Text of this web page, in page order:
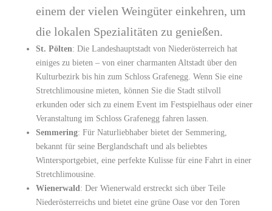
einem der vielen Weingüter einkehren, um
die lokalen Spezialitäten zu genießen.
St. Pölten: Die Landeshauptstadt von Niederösterreich hat
einiges zu bieten – von einer charmanten Altstadt über den
Kulturbezirk bis hin zum Schloss Grafenegg. Wenn Sie eine
Stretchlimousine mieten, können Sie die Stadt stilvoll
erkunden oder sich zu einem Event im Festspielhaus oder einer
Veranstaltung im Schloss Grafenegg fahren lassen.
Semmering: Für Naturliebhaber bietet der Semmering,
bekannt für seine Berglandschaft und als beliebtes
Wintersportgebiet, eine perfekte Kulisse für eine Fahrt in einer
Stretchlimousine.
Wienerwald: Der Wienerwald erstreckt sich über Teile
Niederösterreichs und bietet eine grüne Oase vor den Toren